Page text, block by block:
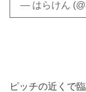
— はらけん
ピッチの近くで